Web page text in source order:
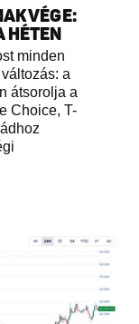
VÉGE:
HÉTEN
minden
a
átsorolja a
Choice, T-